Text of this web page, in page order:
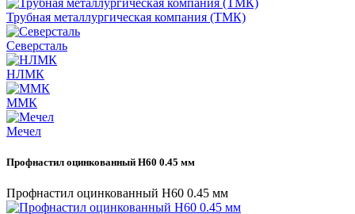
Трубная металлургическая компания (ТМК)
Северсталь
НЛМК
ММК
Мечел
Профнастил оцинкованный Н60 0.45 мм
Профнастил оцинкованный Н60 0.45 мм